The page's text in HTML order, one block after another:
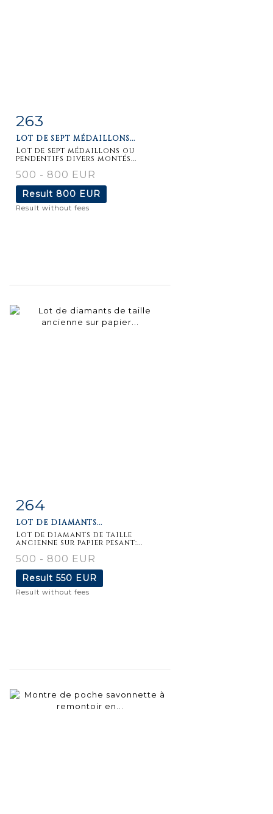
Item detail
263
LOT DE SEPT MÉDAILLONS...
Lot de sept médaillons ou
pendentifs divers montés...
500 - 800 EUR
Result 800 EUR
Result without fees
Item detail
264
LOT DE DIAMANTS...
Lot de diamants de taille
ancienne sur papier pesant:...
500 - 800 EUR
Result 550 EUR
Result without fees